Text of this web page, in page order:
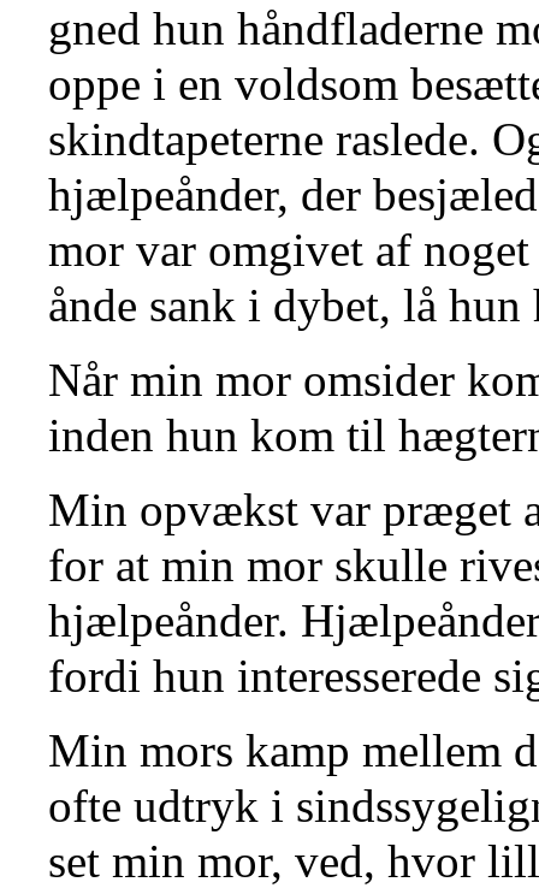
gned hun håndfladerne
oppe i en voldsom
skindtapeterne raslede.
hjælpeånder, der
mor var omgivet af noget
ånde sank i dybet, lå hun
Når min mor omsider
inden hun kom til
Min opvækst var præget
for at min mor skulle
hjælpeånder.
fordi hun interesserede
Min mors kamp mellem
ofte udtryk i
set min mor, ved, hvor